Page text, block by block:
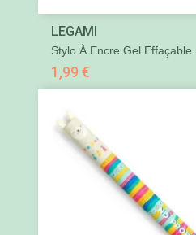
LEGAMI
Stylo À Encre Gel Effaçable...
1,99 €